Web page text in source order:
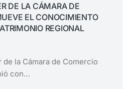
DE LA CÁMARA DE
EL CONOCIMIENTO
REGIONAL
de la Cámara de Comercio
con…